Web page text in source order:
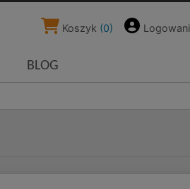
Koszyk (0)
BLOG